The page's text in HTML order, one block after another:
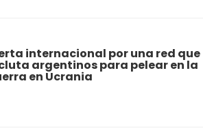
internacional por una red que
argentinos para pelear en la
en Ucrania